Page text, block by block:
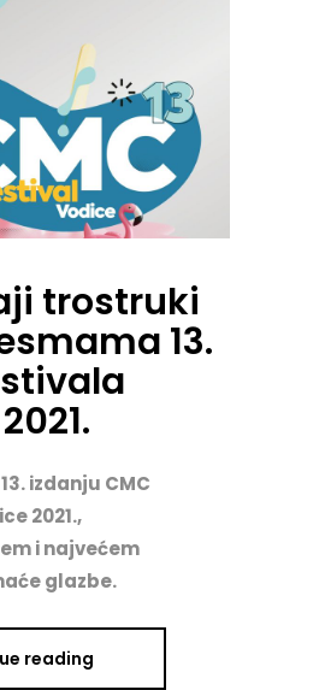
trostruki
13.
izdanju CMC
2021.,
i najvećem
glazbe.
reading